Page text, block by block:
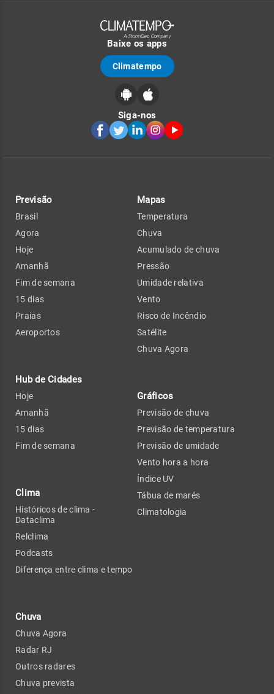
Baixe os apps
Climatempo
Siga-nos
Previsão
Brasil
Agora
Hoje
Amanhã
Fim de semana
15 dias
Praias
Aeroportos
Hub de Cidades
Hoje
Amanhã
15 dias
Fim de semana
Clima
Históricos de clima -
Dataclima
Relclima
Podcasts
Diferença entre clima e tempo
Chuva
Chuva Agora
Radar RJ
Outros radares
Chuva prevista
Mapas
Temperatura
Chuva
Acumulado de chuva
Pressão
Umidade relativa
Vento
Risco de Incêndio
Satélite
Chuva Agora
Gráficos
Previsão de chuva
Previsão de temperatura
Previsão de umidade
Vento hora a hora
Índice UV
Tábua de marés
Climatologia